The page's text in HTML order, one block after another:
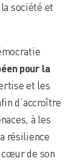
société et
pour la
et les
d’accroître
à les
résilience
cœur de son